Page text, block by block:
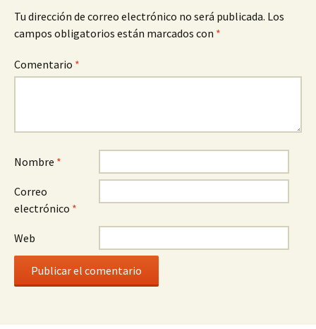
Tu dirección de correo electrónico no será publicada. Los
campos obligatorios están marcados con *
Comentario *
Nombre *
Correo
electrónico *
Web